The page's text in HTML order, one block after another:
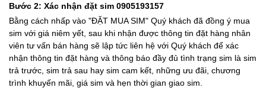
Bước 2: Xác nhận đặt sim 0905193157
Bằng cách nhấp vào "ĐẶT MUA SIM" Quý khách đã đồng ý mua
sim với giá niêm yết, sau khi nhận được thông tin đặt hàng nhân
viên tư vấn bán hàng sẽ lập tức liên hệ với Quý khách để xác
nhận thông tin đặt hàng và thông báo đầy đủ tình trạng sim là sim
trả trước, sim trả sau hay sim cam kết, những ưu đãi, chương
trình khuyến mãi, giá sim và hẹn thời gian giao sim.